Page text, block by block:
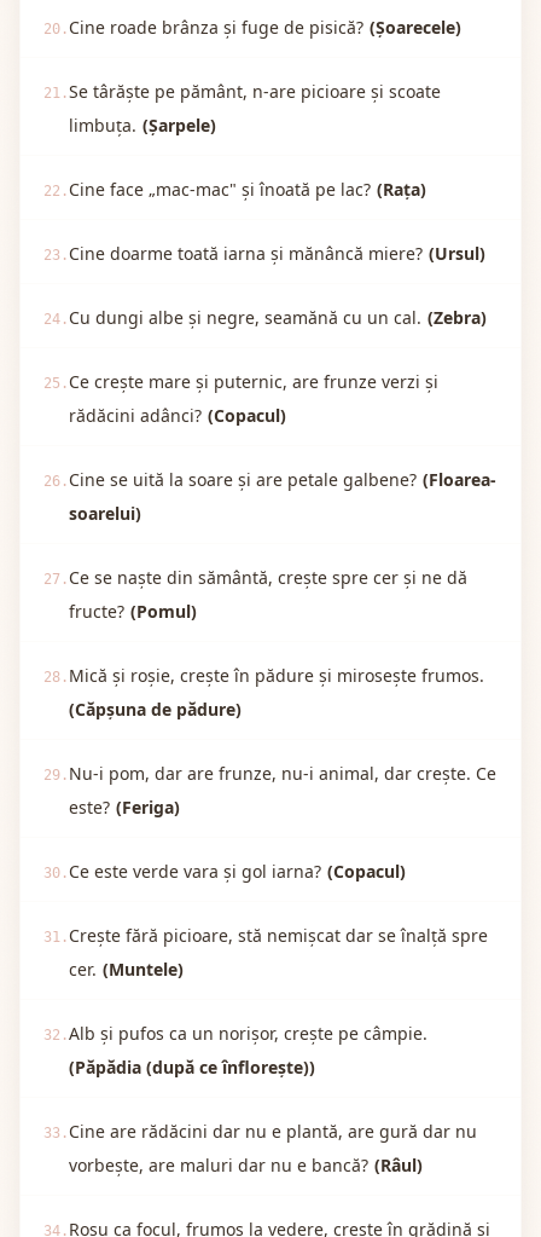
20. Cine roade brânza și fuge de pisică? (Șoarecele)
21.Se târăște pe pământ, n-are picioare și scoate
limbuța. (Șarpele)
22. Cine face „mac-mac" și înoată pe lac? (Rața)
23. Cine doarme toată iarna și mănâncă miere? (Ursul)
24. Cu dungi albe și negre, seamănă cu un cal. (Zebra)
25. Ce crește mare și puternic, are frunze verzi și
rădăcini adânci? (Copacul)
26. Cine se uită la soare și are petale galbene? (Floarea-
soarelui)
27. Ce se naște din sământă, crește spre cer și ne dă
fructe? (Pomul)
28. Mică și roșie, crește în pădure și mirosește frumos.
(Căpșuna de pădure)
29. Nu-i pom, dar are frunze, nu-i animal, dar crește. Ce
este? (Feriga)
30. Ce este verde vara și gol iarna? (Copacul)
31. Crește fără picioare, stă nemișcat dar se înalță spre
cer. (Muntele)
32.Alb și pufos ca un norișor, crește pe câmpie.
(Păpădia (după ce înflorește))
33. Cine are rădăcini dar nu e plantă, are gură dar nu
vorbește, are maluri dar nu e bancă? (Râul)
34. Roșu ca focul, frumos la vedere, crește în grădină și